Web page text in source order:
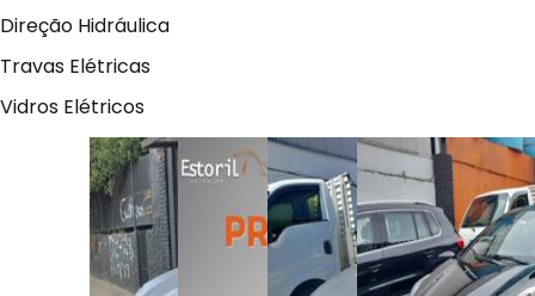
Direção Hidráulica
Travas Elétricas
Vidros Elétricos